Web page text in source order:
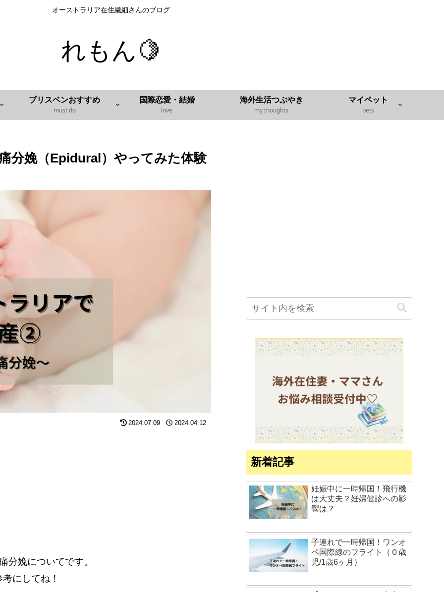
オーストラリア在住繊細さんのブログ
れもん🍋
ブリスベンおすすめ
must do
国際恋愛・結婚
love
海外生活つぶやき
my thoughts
マイペット
pets
分娩（Epidural）やってみた体験
2024.07.09 2024.04.12
分娩についてです。
にしてね！
新着記事
妊娠中に一時帰国！飛行機
は大丈夫？妊婦健診への影
響は？
子連れで一時帰国！ワンオ
ペ国際線のフライト（０歳
児/1歳6ヶ月）